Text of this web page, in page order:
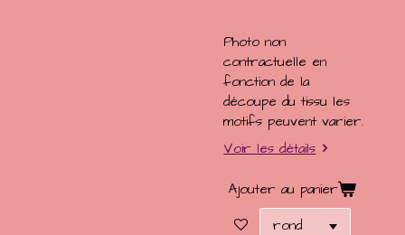
Photo non
contractuelle en
fonction de la
découpe du tissu les
motifs peuvent varier.
Voir les détails
Ajouter au panier